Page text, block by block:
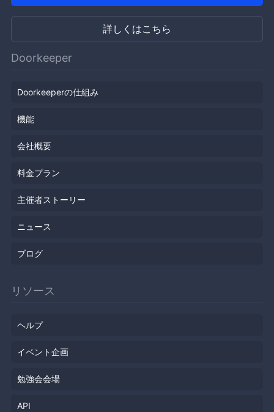
詳しくはこちら
Doorkeeper
Doorkeeperの仕組み
機能
会社概要
料金プラン
主催者ストーリー
ニュース
ブログ
リソース
ヘルプ
イベント企画
勉強会会場
API